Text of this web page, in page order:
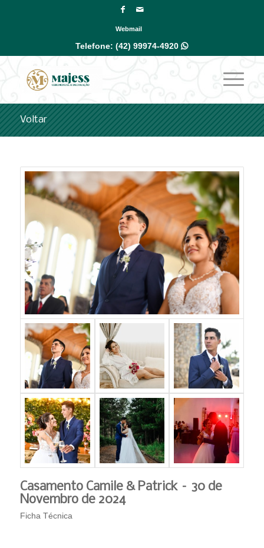
Webmail
Telefone:(42) 99974-4920
Voltar
Casamento Camile & Patrick – 30 de
Novembro de 2024
Ficha Técnica